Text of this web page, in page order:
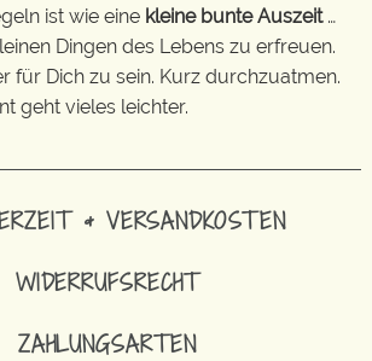
ist wie eine kleine bunte Auszeit…
Dingen des Lebens zu erfreuen.
für Dich zu sein. Kurz durchzuatmen.
geht vieles leichter.
& VERSANDKOSTEN
WIDERRUFSRECHT
ZAHLUNGSARTEN